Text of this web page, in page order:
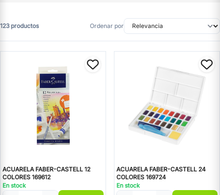
123 productos Ordenar por
ACUARELA FABER-CASTELL 12
COLORES 169612
En stock
ACUARELA FABER-CASTELL 24
COLORES 169724
En stock